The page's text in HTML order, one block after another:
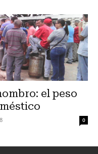
el peso
0